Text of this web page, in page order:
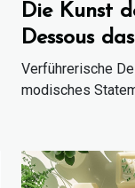
Die Kunst
Dessous
stärken
Verführerische
modisches